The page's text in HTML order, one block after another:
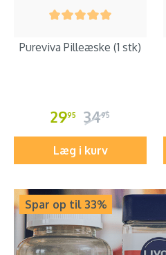
Pureviva Pilleæske (1 stk)
2995 3495
Læg i kurv
Spar op til 33%